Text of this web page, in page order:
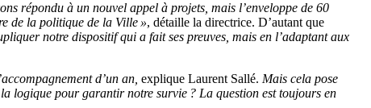
répondu à un nouvel appel à projets, mais l’enveloppe de 60
de la politique de la Ville », détaille la directrice. D’autant que
notre dispositif qui a fait ses preuves, mais en l’adaptant aux
d’un an, explique Laurent Sallé. Mais cela pose
logique pour garantir notre survie ? La question est toujours en